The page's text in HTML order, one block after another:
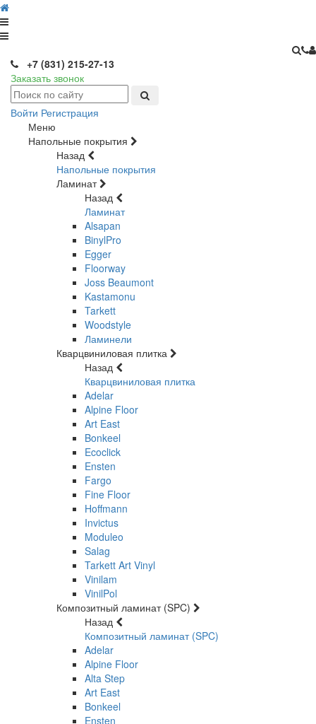
+7 (831) 215-27-13
Заказать звонок
Войти Регистрация
Меню
Напольные покрытия
Назад
Напольные покрытия
Ламинат
Назад
Ламинат
Alsapan
BinylPro
Egger
Floorway
Joss Beaumont
Kastamonu
Tarkett
Woodstyle
Ламинели
Кварцвиниловая плитка
Назад
Кварцвиниловая плитка
Adelar
Alpine Floor
Art East
Bonkeel
Ecoclick
Ensten
Fargo
Fine Floor
Hoffmann
Invictus
Moduleo
Salag
Tarkett Art Vinyl
Vinilam
VinilPol
Композитный ламинат (SPC)
Назад
Композитный ламинат (SPC)
Adelar
Alpine Floor
Alta Step
Art East
Bonkeel
Ensten